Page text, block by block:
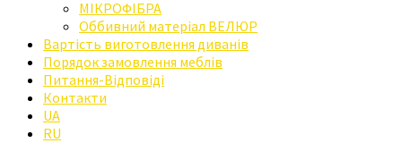
МІКРОФІБРА
Оббивний матеріал ВЕЛЮР
Вартість виготовлення диванів
Порядок замовлення меблів
Питання-Відповіді
Контакти
UA
RU